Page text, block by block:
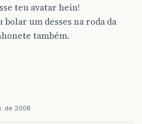
teu avatar hein!
bolar um desses na roda da
também.
de 2008